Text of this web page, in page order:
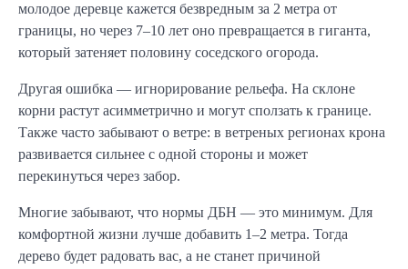
молодое деревце кажется безвредным за 2 метра от
границы, но через 7–10 лет оно превращается в гиганта,
который затеняет половину соседского огорода.
Другая ошибка — игнорирование рельефа. На склоне
корни растут асимметрично и могут сползать к границе.
Также часто забывают о ветре: в ветреных регионах крона
развивается сильнее с одной стороны и может
перекинуться через забор.
Многие забывают, что нормы ДБН — это минимум. Для
комфортной жизни лучше добавить 1–2 метра. Тогда
дерево будет радовать вас, а не станет причиной